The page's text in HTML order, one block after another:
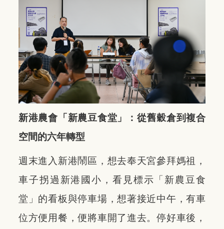
新港農會「新農豆食堂」：從舊穀倉到複合
空間的六年轉型
週末進入新港鬧區，想去奉天宮參拜媽祖，
車子拐過新港國小，看見標示「新農豆食
堂」的看板與停車場，想著接近中午，有車
位方便用餐，便將車開了進去。停好車後，